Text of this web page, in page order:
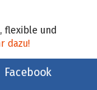
flexible und
dazu!
Facebook